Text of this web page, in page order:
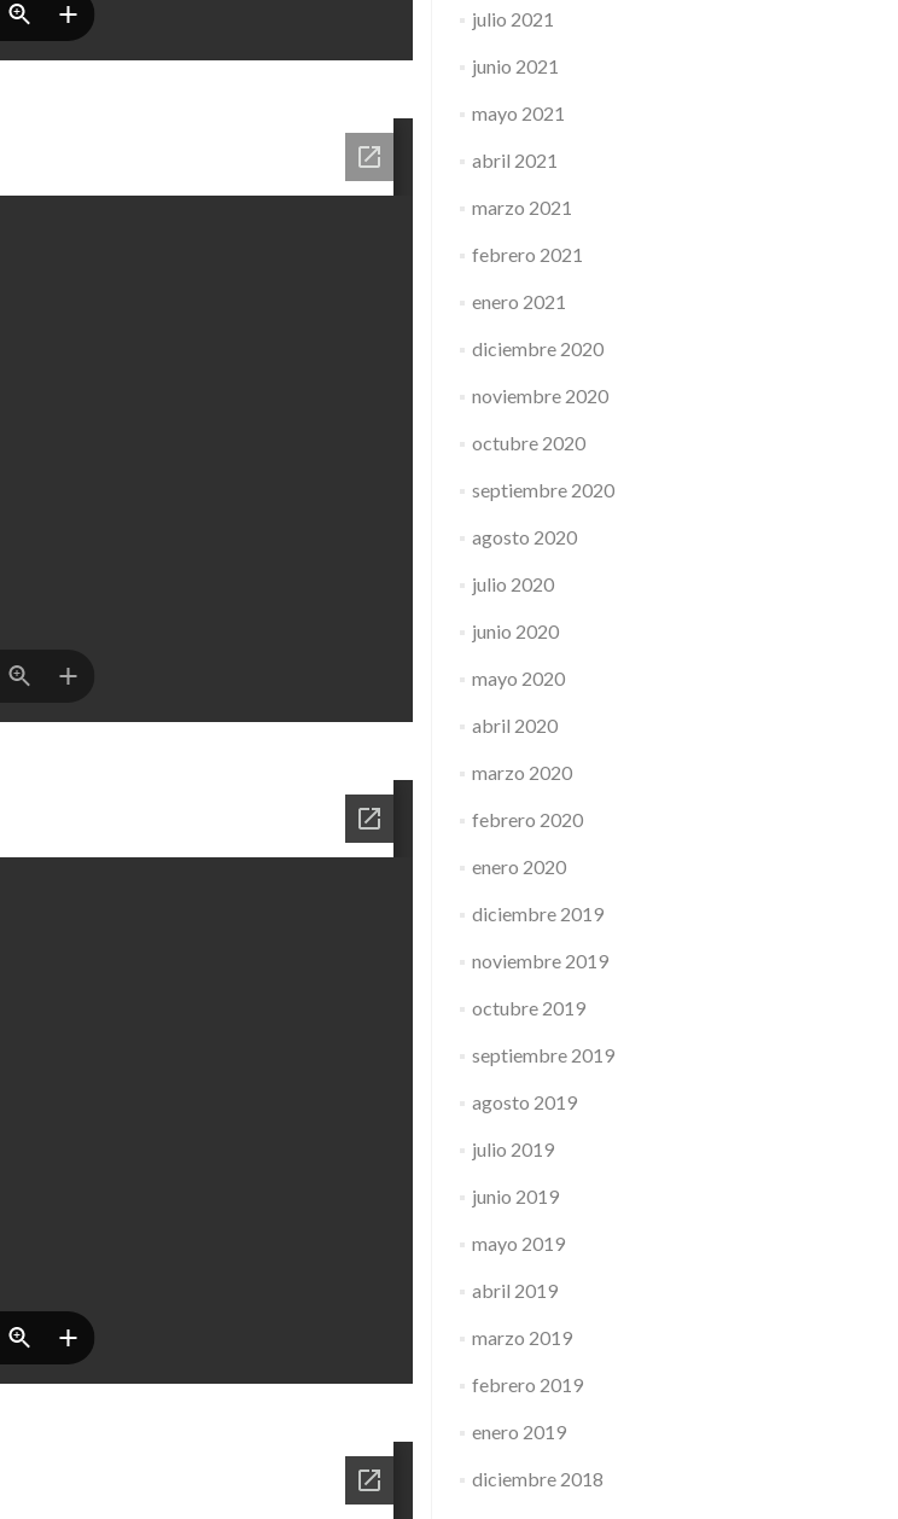
julio 2021
junio 2021
mayo 2021
abril 2021
marzo 2021
febrero 2021
enero 2021
diciembre 2020
noviembre 2020
octubre 2020
septiembre 2020
agosto 2020
julio 2020
junio 2020
mayo 2020
abril 2020
marzo 2020
febrero 2020
enero 2020
diciembre 2019
noviembre 2019
octubre 2019
septiembre 2019
agosto 2019
julio 2019
junio 2019
mayo 2019
abril 2019
marzo 2019
febrero 2019
enero 2019
diciembre 2018